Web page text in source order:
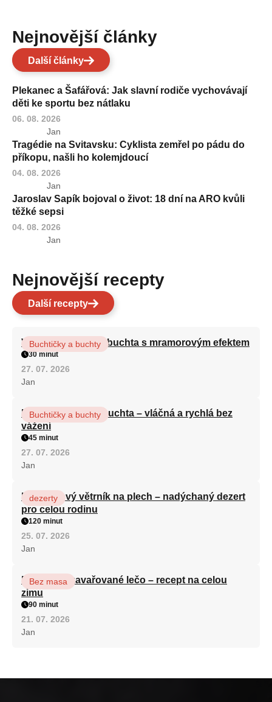
Nejnovější články
Další články
Plekanec a Šafářová: Jak slavní rodiče vychovávají
děti ke sportu bez nátlaku
06. 08. 2026
Jan
Tragédie na Svitavsku: Cyklista zemřel po pádu do
příkopu, našli ho kolemjdoucí
04. 08. 2026
Jan
Jaroslav Sapík bojoval o život: 18 dní na ARO kvůli
těžké sepsi
04. 08. 2026
Jan
Nejnovější recepty
Další recepty
Vláčná olejová litá buchta s mramorovým efektem
Buchtičky a buchty
30 minut
27. 07. 2026
Jan
Hrnková maková buchta – vláčná a rychlá bez
vážení
Buchtičky a buchty
45 minut
27. 07. 2026
Jan
Karamelový větrník na plech – nadýchaný dezert
pro celou rodinu
dezerty
120 minut
25. 07. 2026
Jan
Babiččino zavařované lečo – recept na celou
zimu
Bez masa
90 minut
21. 07. 2026
Jan